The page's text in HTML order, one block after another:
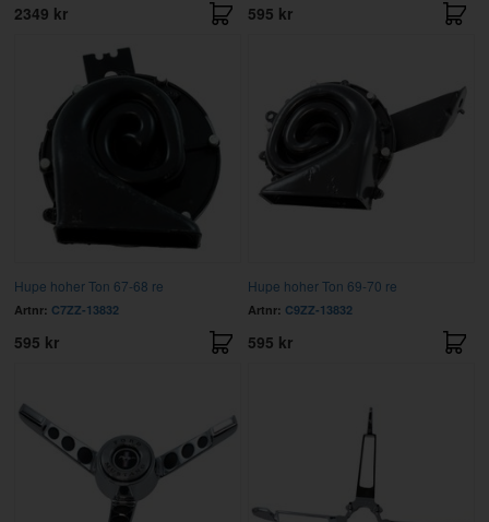
2349 kr 595 kr
Hupe hoher Ton 67-68 re
Artnr: C7ZZ-13832
595 kr
Hupe hoher Ton 69-70 re
Artnr: C9ZZ-13832
595 kr